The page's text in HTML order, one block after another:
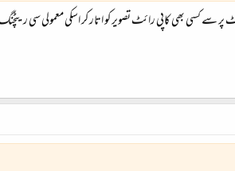
سے کسی بھی کاپی رائٹ تصویر کو اتار کر اسکی معمولی سی